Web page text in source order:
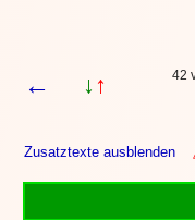
← ↓ ↑ 42
Zusatztexte ausblenden